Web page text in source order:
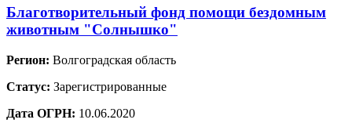
Благотворительный фонд помощи бездомным
животным "Солнышко"
Регион: Волгоградская область
Статус: Зарегистрированные
Дата ОГРН: 10.06.2020